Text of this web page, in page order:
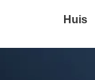
Huis